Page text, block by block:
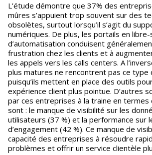
L’étude démontre que 37% des
mûres s’appuient trop souvent sur des
obsolètes, surtout lorsqu’il s’agit du
numériques. De plus, les portails en
d’automatisation conduisent
frustration chez les clients et à
les appels vers les calls centers. A
plus matures ne rencontrent pas ce type
puisqu’ils mettent en place des outils
expérience client plus pointue. D’autres
par ces entreprises à la traine en termes
sont : le manque de visibilité sur les
utilisateurs (37 %) et la performance sur
d’engagement (42 %). Ce manque de
capacité des entreprises à résoudre
problèmes et offrir un service clientèle